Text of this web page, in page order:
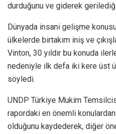
durduğunu ve giderek
Dünyada insani gelişme
ülkelerde birtakım iniş ve
Vinton, 30 yıldır bu konuda
nedeniyle ilk defa iki kere üst
söyledi.
UNDP Türkiye Mukim
rapordaki en önemli
olduğunu kaydederek, diğer